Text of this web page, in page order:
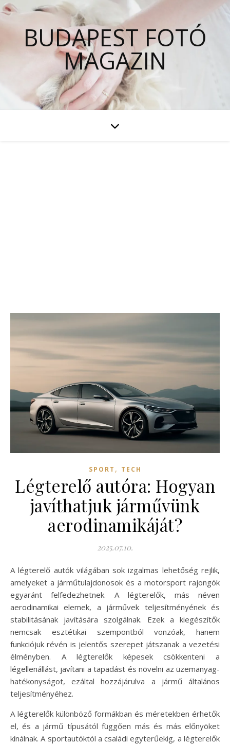
BUDAPEST FOTÓ
MAGAZIN
SPORT , TECH
Légterelő autóra: Hogyan
javíthatjuk járművünk
aerodinamikáját?
2025.07.10.
A légterelő autók világában sok izgalmas lehetőség rejlik,
amelyeket a járműtulajdonosok és a motorsport rajongók
egyaránt felfedezhetnek. A légterelők, más néven
aerodinamikai elemek, a járművek teljesítményének és
stabilitásának javítására szolgálnak. Ezek a kiegészítők
nemcsak esztétikai szempontból vonzóak, hanem
funkciójuk révén is jelentős szerepet játszanak a vezetési
élményben. A légterelők képesek csökkenteni a
légellenállást, javítani a tapadást és növelni az üzemanyag-
hatékonyságot, ezáltal hozzájárulva a jármű általános
teljesítményéhez.
A légterelők különböző formákban és méretekben érhetők
el, és a jármű típusától függően más és más előnyöket
kínálnak. A sportautóktól a családi egyterűekig, a légterelők